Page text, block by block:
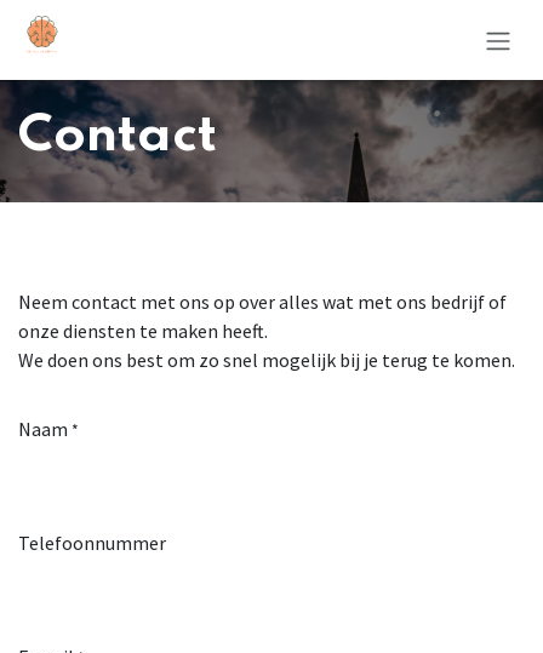
Overslaan naar inhoud
Contact
Neem contact met ons op over alles wat met ons bedrijf of
onze diensten te maken heeft.
We doen ons best om zo snel mogelijk bij je terug te komen.
Naam *
Telefoonnummer